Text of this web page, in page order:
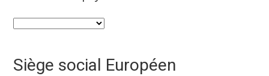
Siège social Européen